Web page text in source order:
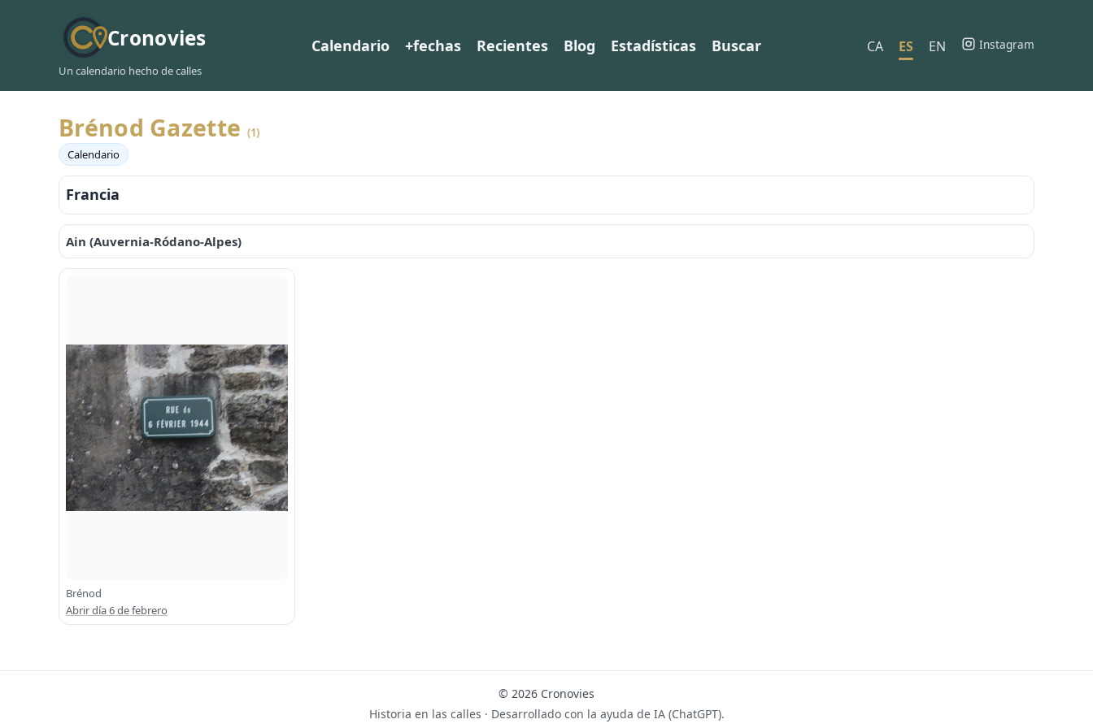
Cronovies
Un calendario hecho de calles
Calendario +fechas Recientes Blog Estadísticas Buscar CA ES EN Instagram
Brénod Gazette (1)
Calendario
Francia
Ain (Auvernia-Ródano-Alpes)
Brénod
Abrir día 6 de febrero
© 2026 Cronovies
Historia en las calles · Desarrollado con la ayuda de IA (ChatGPT).